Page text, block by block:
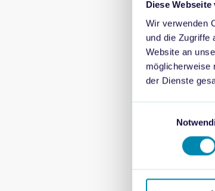
Diese
Wir verwenden
und die Zugriffe
Website an
möglicherweise
der Dienste
Die
Telehealth-
ermöglichen
Verfahren bis
wesentliche
ZAVA und
entlang